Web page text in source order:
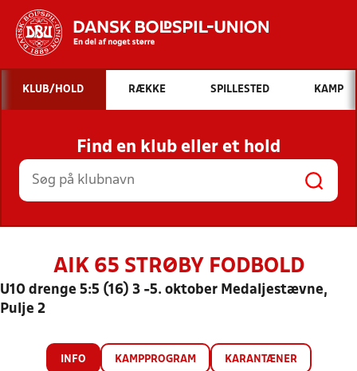
Hvad vil du søge efter?
INDHOLD OG NYHEDER
STILLINGER, RESULTATER, KLUBBER OG
HOLD
KLUB/HOLD RÆKKE SPILLESTED KAMP
Find en klub eller et hold
AIK 65 STRØBY FODBOLD
U10 drenge 5:5 (16) 3 -5. oktober Medaljestævne,
Pulje 2
INFO KAMPPROGRAM KARANTÆNER